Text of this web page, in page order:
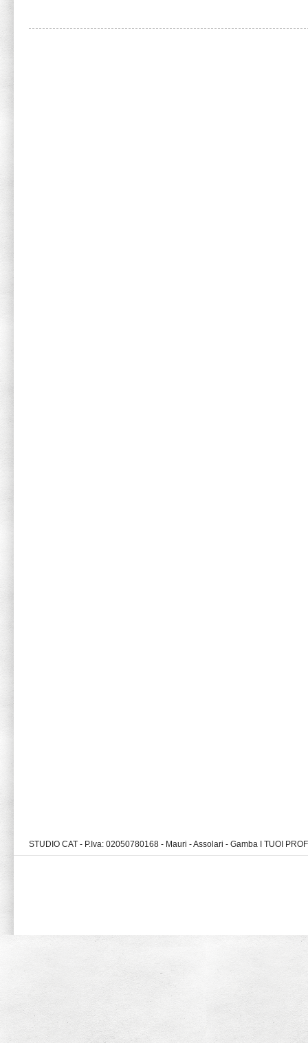
STUDIO CAT - P.Iva: 02050780168 - Mauri - Assolari - Gamba I TUOI